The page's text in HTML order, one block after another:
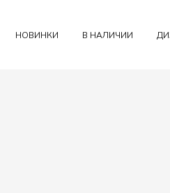
НОВИНКИ В НАЛИЧИИ